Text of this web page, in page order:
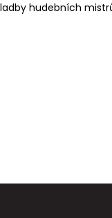
hudebních